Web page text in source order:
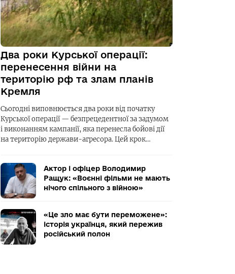
Два роки Курської операції:
перенесення війни на
територію рф та злам планів
Кремля
Сьогодні виповнюється два роки від початку
Курської операції — безпрецедентної за задумом
і виконанням кампанії, яка перенесла бойові дії
на територію держави-агресора. Цей крок…
Актор і офіцер Володимир
Ращук: «Воєнні фільми не мають
нічого спільного з війною»
«Це зло має бути переможене»:
історія українця, який пережив
російський полон